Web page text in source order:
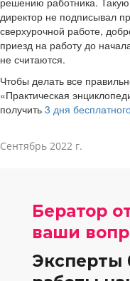
директор не подписывал
сверхурочной работе,
приезд на работу до
не считаются.
Чтобы делать все
«Практическая
получить 3 дня
Сентябрь 2022 г.
Бератор
ваши
Эксперты